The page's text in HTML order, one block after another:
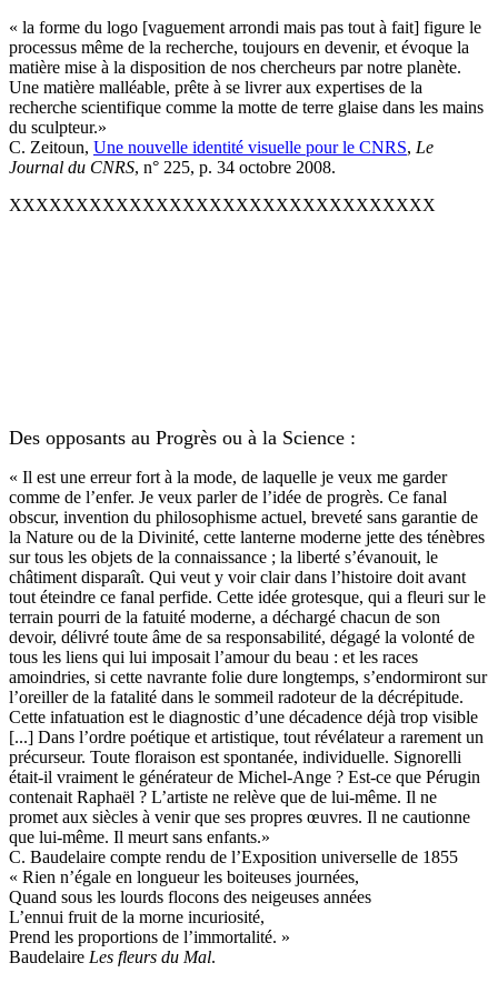
« la forme du logo [vaguement arrondi mais pas tout à fait] figure le
processus même de la recherche, toujours en devenir, et évoque la
matière mise à la disposition de nos chercheurs par notre planète.
Une matière malléable, prête à se livrer aux expertises de la
recherche scientifique comme la motte de terre glaise dans les mains
du sculpteur.»
C. Zeitoun, Une nouvelle identité visuelle pour le CNRS, Le
Journal du CNRS, n° 225, p. 34 octobre 2008.
XXXXXXXXXXXXXXXXXXXXXXXXXXXXXXXX
Des opposants au Progrès ou à la Science :
« Il est une erreur fort à la mode, de laquelle je veux me garder
comme de l’enfer. Je veux parler de l’idée de progrès. Ce fanal
obscur, invention du philosophisme actuel, breveté sans garantie de
la Nature ou de la Divinité, cette lanterne moderne jette des ténèbres
sur tous les objets de la connaissance ; la liberté s’évanouit, le
châtiment disparaît. Qui veut y voir clair dans l’histoire doit avant
tout éteindre ce fanal perfide. Cette idée grotesque, qui a fleuri sur le
terrain pourri de la fatuité moderne, a déchargé chacun de son
devoir, délivré toute âme de sa responsabilité, dégagé la volonté de
tous les liens qui lui imposait l’amour du beau : et les races
amoindries, si cette navrante folie dure longtemps, s’endormiront sur
l’oreiller de la fatalité dans le sommeil radoteur de la décrépitude.
Cette infatuation est le diagnostic d’une décadence déjà trop visible
[...] Dans l’ordre poétique et artistique, tout révélateur a rarement un
précurseur. Toute floraison est spontanée, individuelle. Signorelli
était-il vraiment le générateur de Michel-Ange ? Est-ce que Pérugin
contenait Raphaël ? L’artiste ne relève que de lui-même. Il ne
promet aux siècles à venir que ses propres œuvres. Il ne cautionne
que lui-même. Il meurt sans enfants.»
C. Baudelaire compte rendu de l’Exposition universelle de 1855
« Rien n’égale en longueur les boiteuses journées,
Quand sous les lourds flocons des neigeuses années
L’ennui fruit de la morne incuriosité,
Prend les proportions de l’immortalité. »
Baudelaire Les fleurs du Mal.